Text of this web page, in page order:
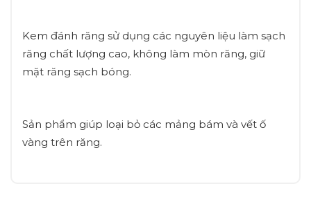
Kem đánh răng sử dụng các nguyên liệu làm sạch
răng chất lượng cao, không làm mòn răng, giữ
mặt răng sạch bóng.
Sản phẩm giúp loại bỏ các mảng bám và vết ố
vàng trên răng.